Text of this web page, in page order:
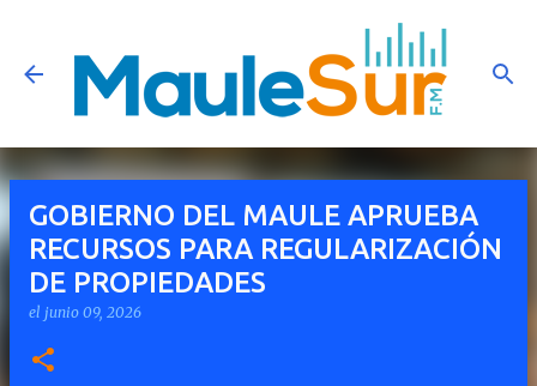
Ir al contenido principal
GOBIERNO DEL MAULE APRUEBA
RECURSOS PARA REGULARIZACIÓN
DE PROPIEDADES
el junio 09, 2026